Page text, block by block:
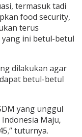
termasuk tadi
food security,
terus
yang ini betul-betul
dilakukan agar
betul-betul
yang unggul
Maju,
tuturnya.